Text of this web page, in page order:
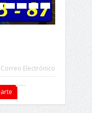
Correo Electrónico